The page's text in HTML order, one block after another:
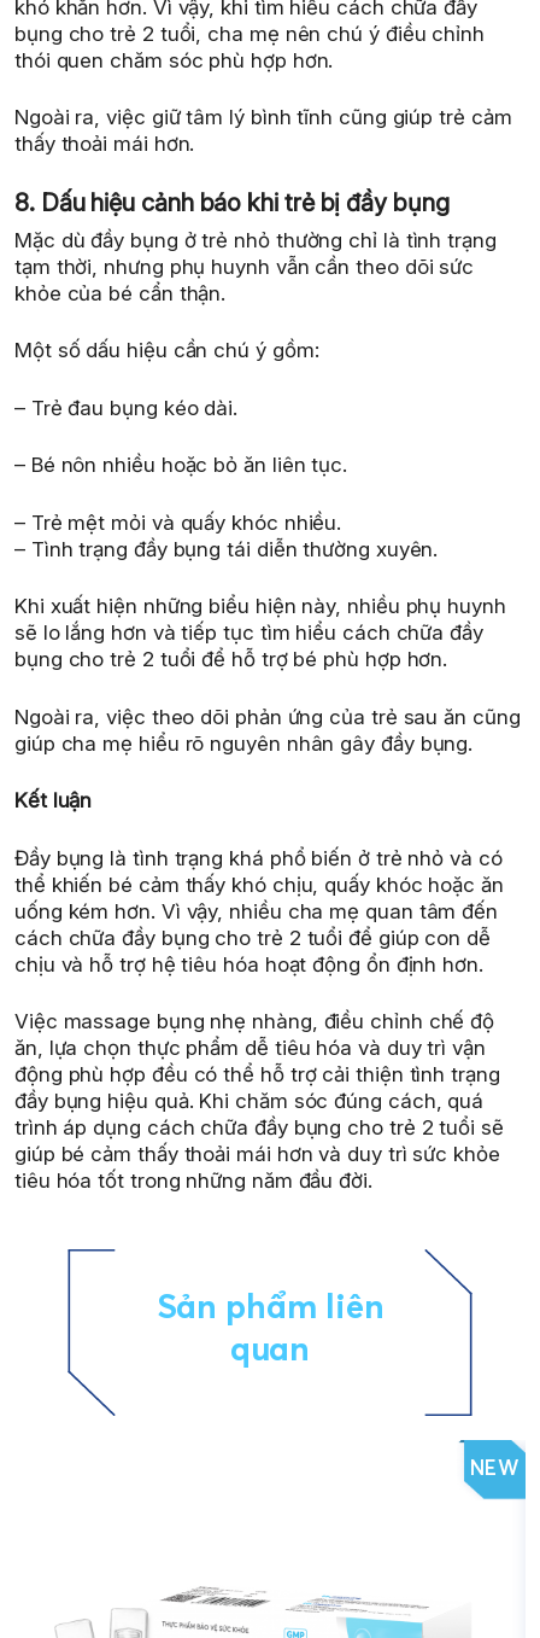
khó khăn hơn. Vì vậy, khi tìm hiểu cách chữa đầy
bụng cho trẻ 2 tuổi, cha mẹ nên chú ý điều chỉnh
thói quen chăm sóc phù hợp hơn.
Ngoài ra, việc giữ tâm lý bình tĩnh cũng giúp trẻ cảm
thấy thoải mái hơn.
8. Dấu hiệu cảnh báo khi trẻ bị đầy bụng
Mặc dù đầy bụng ở trẻ nhỏ thường chỉ là tình trạng
tạm thời, nhưng phụ huynh vẫn cần theo dõi sức
khỏe của bé cẩn thận.
Một số dấu hiệu cần chú ý gồm:
– Trẻ đau bụng kéo dài.
– Bé nôn nhiều hoặc bỏ ăn liên tục.
– Trẻ mệt mỏi và quấy khóc nhiều.
– Tình trạng đầy bụng tái diễn thường xuyên.
Khi xuất hiện những biểu hiện này, nhiều phụ huynh
sẽ lo lắng hơn và tiếp tục tìm hiểu cách chữa đầy
bụng cho trẻ 2 tuổi để hỗ trợ bé phù hợp hơn.
Ngoài ra, việc theo dõi phản ứng của trẻ sau ăn cũng
giúp cha mẹ hiểu rõ nguyên nhân gây đầy bụng.
Kết luận
Đầy bụng là tình trạng khá phổ biến ở trẻ nhỏ và có
thể khiến bé cảm thấy khó chịu, quấy khóc hoặc ăn
uống kém hơn. Vì vậy, nhiều cha mẹ quan tâm đến
cách chữa đầy bụng cho trẻ 2 tuổi để giúp con dễ
chịu và hỗ trợ hệ tiêu hóa hoạt động ổn định hơn.
Việc massage bụng nhẹ nhàng, điều chỉnh chế độ
ăn, lựa chọn thực phẩm dễ tiêu hóa và duy trì vận
động phù hợp đều có thể hỗ trợ cải thiện tình trạng
đầy bụng hiệu quả. Khi chăm sóc đúng cách, quá
trình áp dụng cách chữa đầy bụng cho trẻ 2 tuổi sẽ
giúp bé cảm thấy thoải mái hơn và duy trì sức khỏe
tiêu hóa tốt trong những năm đầu đời.
Sản phẩm liên
quan
NEW